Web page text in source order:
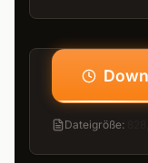
Dateigröße: